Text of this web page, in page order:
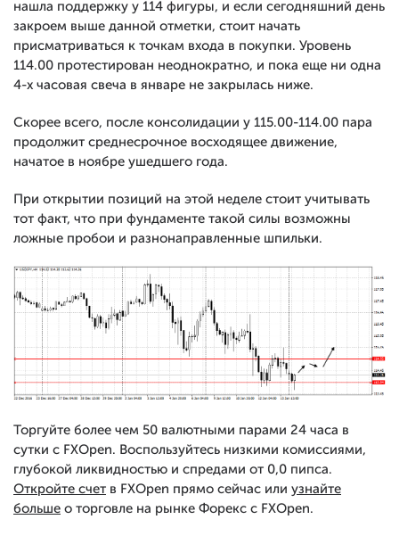
нашла поддержку у 114 фигуры, и если сегодняшний день
закроем выше данной отметки, стоит начать
присматриваться к точкам входа в покупки. Уровень
114.00 протестирован неоднократно, и пока еще ни одна
4-х часовая свеча в январе не закрылась ниже.
Скорее всего, после консолидации у 115.00-114.00 пара
продолжит среднесрочное восходящее движение,
начатое в ноябре ушедшего года.
При открытии позиций на этой неделе стоит учитывать
тот факт, что при фундаменте такой силы возможны
ложные пробои и разнонаправленные шпильки.
Торгуйте более чем 50 валютными парами 24 часа в
сутки с FXOpen. Воспользуйтесь низкими комиссиями,
глубокой ликвидностью и спредами от 0,0 пипса.
Откройте счет в FXOpen прямо сейчас или узнайте
больше о торговле на рынке Форекс с FXOpen.